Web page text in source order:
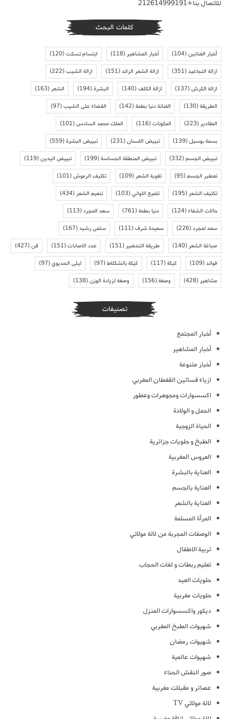
للاتصال بنا+212614999191
كلمات البحث
أخبار الفنانين(104) أخبار المشاهير(118) ابتسام تسكت(120)
ازالة التجاعيد(351) ازالة الشعر الزائد(151) ازالة الشيب(222)
ازالة الكرش(137) ازالة الكلف(140) البشرة(194) الشعر(163)
الطريقة(130) الفنانة دنيا بطمة(142) القضاء على الشيب(97)
المقادير(223) المكونات(116) الملك محمد السادس(101)
بسمة بوسيل(139) تبييض الاسنان(231) تبييض البشرة(559)
تبييض الجسم(332) تبييض المنطقة الحساسة(199) تبييض اليدين(119)
تعطير الجسم(95) تقوية الشعر(109) تكثيف الرموش(101)
تكثيف الشعر(195) تلميع الاواني(103) تنعيم الشعر(434)
حالات الشفاء(124) دنيا بطمة(761) سعد المجرد(113)
سعد لمجرد(226) سعيدة شرف(111) سلمى رشيد(167)
صباغة الشعر(140) طريقة التحضير(151) عدد الاصابات(151) فن(427)
فوائد(109) كيكة(117) كيكة بالشكلاط(97) ليلى الحديوي(97)
مشاهير(428) وصفة(156) وصفة لزيادة الوزن(138)
تصنيفات
أخبار المجتمع
أخبار المشاهير
أخبار متنوعة
ازياء فساتين القفطان المغربي
اكسسوارات ومجوهرات وعطور
الحمل و الولادة
الحياة الزوجية
الطبخ و حلويات جزائرية
العروس المغربية
العناية بالبشرة
العناية بالجسم
العناية بالشعر
المرأة المسلمة
الوصفات المجربة من لالة مولاتي
تربية الاطفال
تعليم ربطات و لفات الحجاب
حلويات العيد
حلويات مغربية
ديكور واكسسوارات المنزل
شهيوات الطبخ المغربي
شهيوات رمضان
شهيوات عالمية
صور النقش الحناء
عصائر و مقبلات مغربية
لالة مولاتي TV